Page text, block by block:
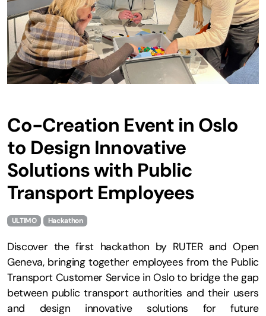
Co-Creation Event in Oslo
to Design Innovative
Solutions with Public
Transport Employees
ULTIMO Hackathon
Discover the first hackathon by RUTER and Open
Geneva, bringing together employees from the Public
Transport Customer Service in Oslo to bridge the gap
between public transport authorities and their users
and design innovative solutions for future